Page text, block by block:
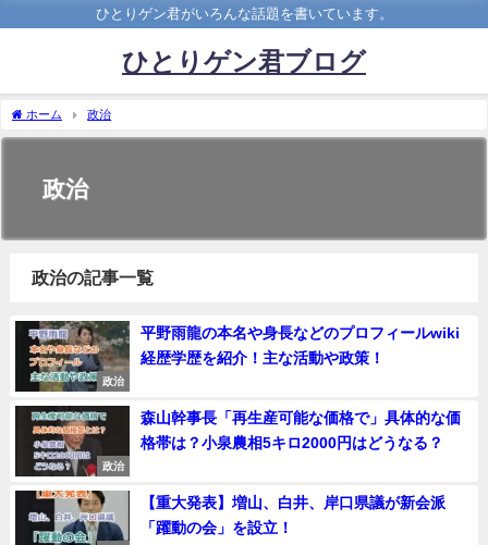
ひとりゲン君がいろんな話題を書いています。
ひとりゲン君ブログ
ホーム 政治
政治
政治の記事一覧
政治
平野雨龍の本名や身長などのプロフィールwiki
経歴学歴を紹介！主な活動や政策！
政治
森山幹事長「再生産可能な価格で」具体的な価
格帯は？小泉農相5キロ2000円はどうなる？
【重大発表】増山、白井、岸口県議が新会派
「躍動の会」を設立！